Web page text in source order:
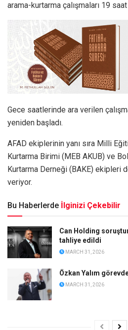
arama-kurtarma çalışmaları 19
Gece saatlerinde ara verilen
yeniden başladı.
AFAD ekiplerinin yanı sıra Milli
Kurtarma Birimi (MEB AKUB) ve
Kurtarma Derneği (BAKE) ekipleri
veriyor.
Bu Haberlerde İlginizi Çekebilir
Can Holding
tahliye edildi
MARCH 31, 2026
Özkan Yalım
MARCH 31, 2026